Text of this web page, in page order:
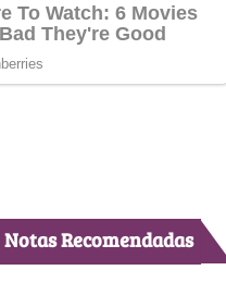
Notas Recomendadas